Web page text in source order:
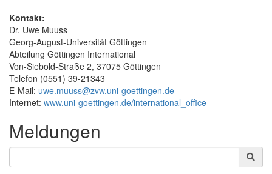
Kontakt:
Dr. Uwe Muuss
Georg-August-Universität Göttingen
Abteilung Göttingen International
Von-Siebold-Straße 2, 37075 Göttingen
Telefon (0551) 39-21343
E-Mail: uwe.muuss@zvw.uni-goettingen.de
Internet: www.uni-goettingen.de/international_office
Meldungen